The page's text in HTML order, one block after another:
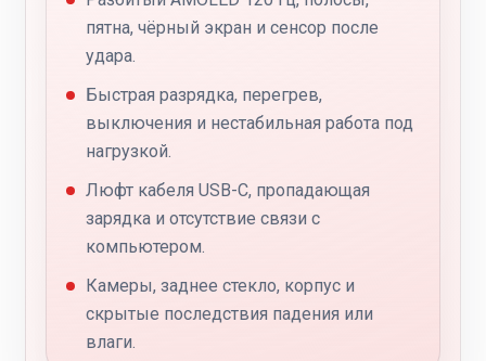
пятна, чёрный экран и сенсор после
удара.
Быстрая разрядка, перегрев,
выключения и нестабильная работа под
нагрузкой.
Люфт кабеля USB-C, пропадающая
зарядка и отсутствие связи с
компьютером.
Камеры, заднее стекло, корпус и
скрытые последствия падения или
влаги.